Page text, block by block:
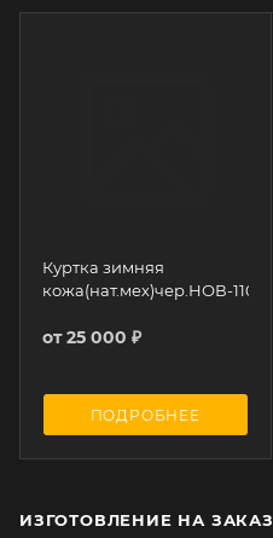
Куртка зимняя
кожа(нат.мех)чер.НОВ-1107
от25 000 ₽
ПОДРОБНЕЕ
ИЗГОТОВЛЕНИЕ НА ЗАКАЗ